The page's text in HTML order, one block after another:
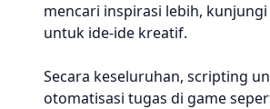
mencari inspirasi lebih, kunjungi
untuk ide-ide kreatif.
Secara keseluruhan, scripting
otomatisasi tugas di game